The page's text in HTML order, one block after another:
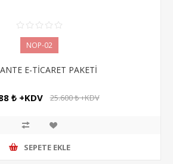
NOP-02
E-TİCARET PAKETİ
₺ +KDV 25.600 ₺ +KDV
SEPETE EKLE